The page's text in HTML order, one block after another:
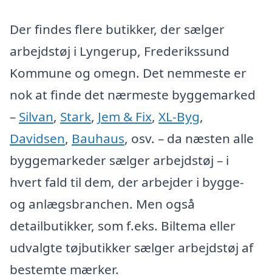
Der findes flere butikker, der sælger
arbejdstøj i Lyngerup, Frederikssund
Kommune og omegn. Det nemmeste er
nok at finde det nærmeste byggemarked
– Silvan, Stark, Jem & Fix, XL-Byg,
Davidsen, Bauhaus, osv. – da næsten alle
byggemarkeder sælger arbejdstøj – i
hvert fald til dem, der arbejder i bygge-
og anlægsbranchen. Men også
detailbutikker, som f.eks. Biltema eller
udvalgte tøjbutikker sælger arbejdstøj af
bestemte mærker.